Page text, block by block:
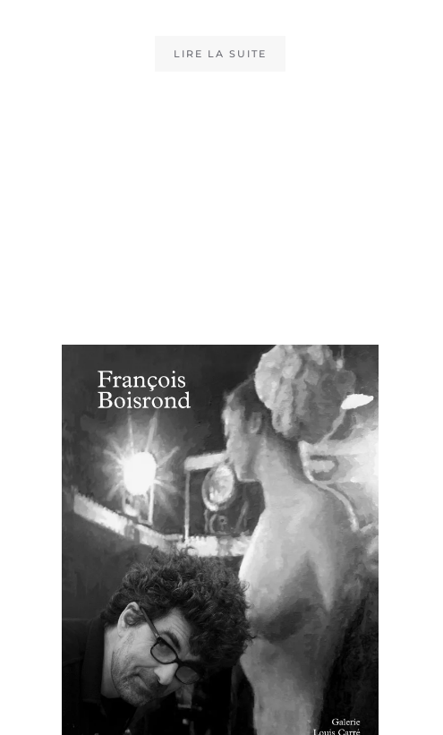
LIRE LA SUITE